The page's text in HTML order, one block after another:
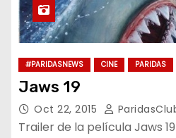
#PARIDASNEWS CINE PARIDAS
Jaws 19
Oct 22, 2015
Trailer de la película Jaws